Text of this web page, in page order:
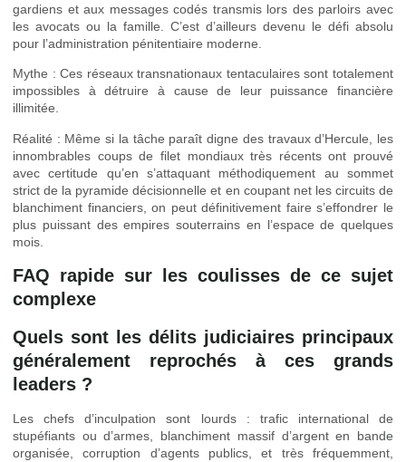
gardiens et aux messages codés transmis lors des parloirs avec
les avocats ou la famille. C’est d’ailleurs devenu le défi absolu
pour l’administration pénitentiaire moderne.
Mythe : Ces réseaux transnationaux tentaculaires sont totalement
impossibles à détruire à cause de leur puissance financière
illimitée.
Réalité : Même si la tâche paraît digne des travaux d’Hercule, les
innombrables coups de filet mondiaux très récents ont prouvé
avec certitude qu’en s’attaquant méthodiquement au sommet
strict de la pyramide décisionnelle et en coupant net les circuits de
blanchiment financiers, on peut définitivement faire s’effondrer le
plus puissant des empires souterrains en l’espace de quelques
mois.
FAQ rapide sur les coulisses de ce sujet
complexe
Quels sont les délits judiciaires principaux
généralement reprochés à ces grands
leaders ?
Les chefs d’inculpation sont lourds : trafic international de
stupéfiants ou d’armes, blanchiment massif d’argent en bande
organisée, corruption d’agents publics, et très fréquemment,